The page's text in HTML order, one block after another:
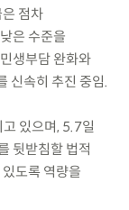
점차
은 수준을
생부담 완화와
신속히 추진 중임.
있으며, 5.7일
뒷받침할 법적
도록 역량을